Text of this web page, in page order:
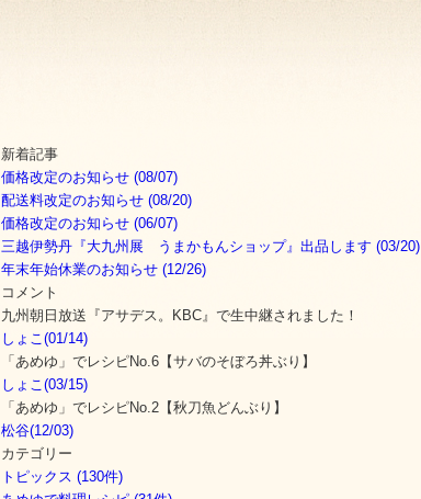
新着記事
価格改定のお知らせ (08/07)
配送料改定のお知らせ (08/20)
価格改定のお知らせ (06/07)
三越伊勢丹『大九州展 うまかもんショップ』出品します (03/20)
年末年始休業のお知らせ (12/26)
コメント
九州朝日放送『アサデス。KBC』で生中継されました！
しょこ(01/14)
「あめゆ」でレシピNo.6【サバのそぼろ丼ぶり】
しょこ(03/15)
「あめゆ」でレシピNo.2【秋刀魚どんぶり】
松谷(12/03)
カテゴリー
トピックス (130件)